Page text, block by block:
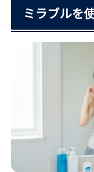
ミラブルを